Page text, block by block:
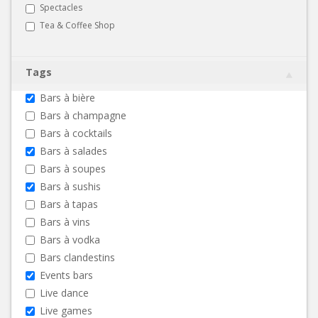
Spectacles
Tea & Coffee Shop
Tags
Bars à bière
Bars à champagne
Bars à cocktails
Bars à salades
Bars à soupes
Bars à sushis
Bars à tapas
Bars à vins
Bars à vodka
Bars clandestins
Events bars
Live dance
Live games